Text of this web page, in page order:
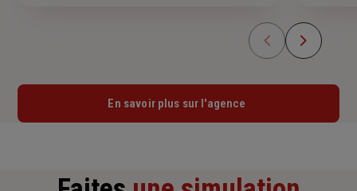
En savoir plus sur l'agence